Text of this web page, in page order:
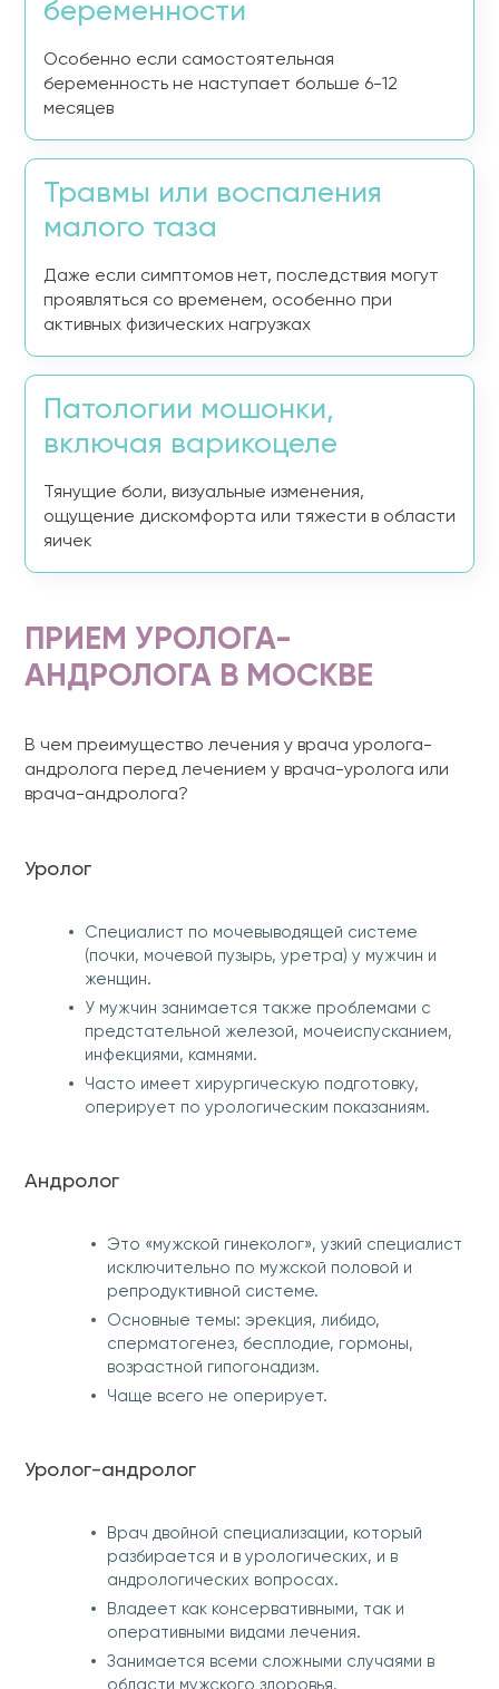
беременности
Особенно если самостоятельная
беременность не наступает больше 6-12
месяцев
Травмы или воспаления
малого таза
Даже если симптомов нет, последствия могут
проявляться со временем, особенно при
активных физических нагрузках
Патологии мошонки,
включая варикоцеле
Тянущие боли, визуальные изменения,
ощущение дискомфорта или тяжести в области
яичек
ПРИЕМ УРОЛОГА-
АНДРОЛОГА В МОСКВЕ
В чем преимущество лечения у врача уролога-
андролога перед лечением у врача-уролога или
врача-андролога?
Уролог
Специалист по мочевыводящей системе
(почки, мочевой пузырь, уретра) у мужчин и
женщин.
У мужчин занимается также проблемами с
предстательной железой, мочеиспусканием,
инфекциями, камнями.
Часто имеет хирургическую подготовку,
оперирует по урологическим показаниям.
Андролог
Это «мужской гинеколог», узкий специалист
исключительно по мужской половой и
репродуктивной системе.
Основные темы: эрекция, либидо,
сперматогенез, бесплодие, гормоны,
возрастной гипогонадизм.
Чаще всего не оперирует.
Уролог-андролог
Врач двойной специализации, который
разбирается и в урологических, и в
андрологических вопросах.
Владеет как консервативными, так и
оперативными видами лечения.
Занимается всеми сложными случаями в
области мужского здоровья.